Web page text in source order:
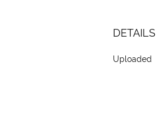
DETAILS
Uploaded